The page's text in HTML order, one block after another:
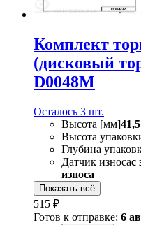
Комплект
(дисковый
D0048M
Осталось 3 шт.
Высота [мм]41,5
Высота
Глубина
Датчик износас
износа
Показать всё
515 ₽
Готов к отправке: 6